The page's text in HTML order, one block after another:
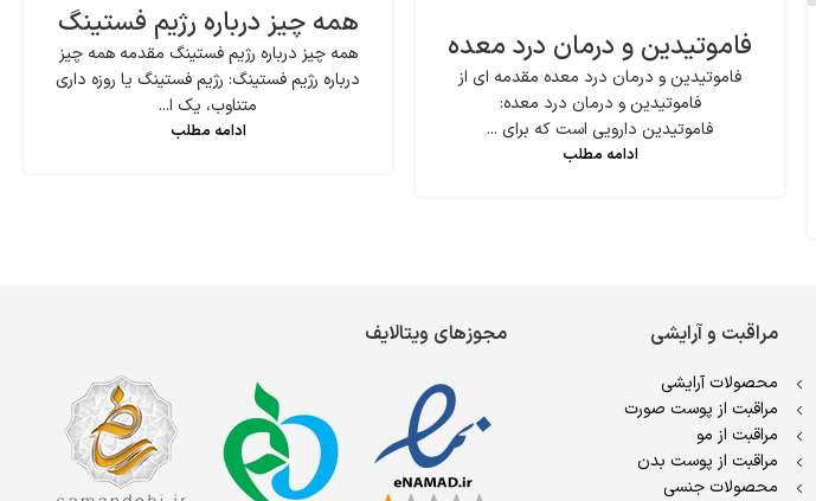
فاموتیدین و درمان درد معده
فاموتیدین و درمان درد معده مقدمه ای از
فاموتیدین و درمان درد معده:
فاموتیدین دارویی است که برای ...
ادامه مطلب
همه چیز درباره رژیم فستینگ
همه چیز درباره رژیم فستینگ مقدمه همه چیز
درباره رژیم فستینگ: رژیم فستینگ یا روزه داری
متناوب، یک ا...
ادامه مطلب
مراقبت و آرایشی
محصولات آرایشی
مراقبت از پوست صورت
مراقبت از مو
مراقبت از پوست بدن
محصولات جنسی
مجوزهای ویتالایف